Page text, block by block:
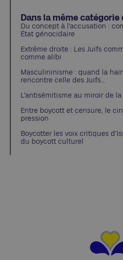
Dans la même catégorie
Du concept à l’accusation :
État génocidaire
Extrême droite : Les Juifs
comme alibi
Masculininisme : quand la
rencontre celle des Juifs…
L’antisémitisme au miroir de
Entre boycott et censure, le
pression
Boycotter les voix critiques
du boycott culturel